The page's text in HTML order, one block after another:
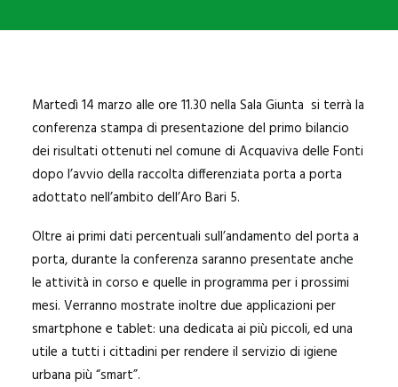
Martedì 14 marzo alle ore 11.30 nella Sala Giunta si terrà la
conferenza stampa di presentazione del primo bilancio
dei risultati ottenuti nel comune di Acquaviva delle Fonti
dopo l’avvio della raccolta differenziata porta a porta
adottato nell’ambito dell’Aro Bari 5.
Oltre ai primi dati percentuali sull’andamento del porta a
porta, durante la conferenza saranno presentate anche
le attività in corso e quelle in programma per i prossimi
mesi. Verranno mostrate inoltre due applicazioni per
smartphone e tablet: una dedicata ai più piccoli, ed una
utile a tutti i cittadini per rendere il servizio di igiene
urbana più “smart”.